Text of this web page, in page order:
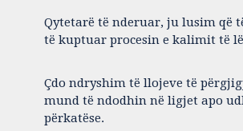
Qytetarë të nderuar, ju lusim që
të kuptuar procesin e kalimit të
Çdo ndryshim të llojeve të
mund të ndodhin në ligjet apo
përkatëse.